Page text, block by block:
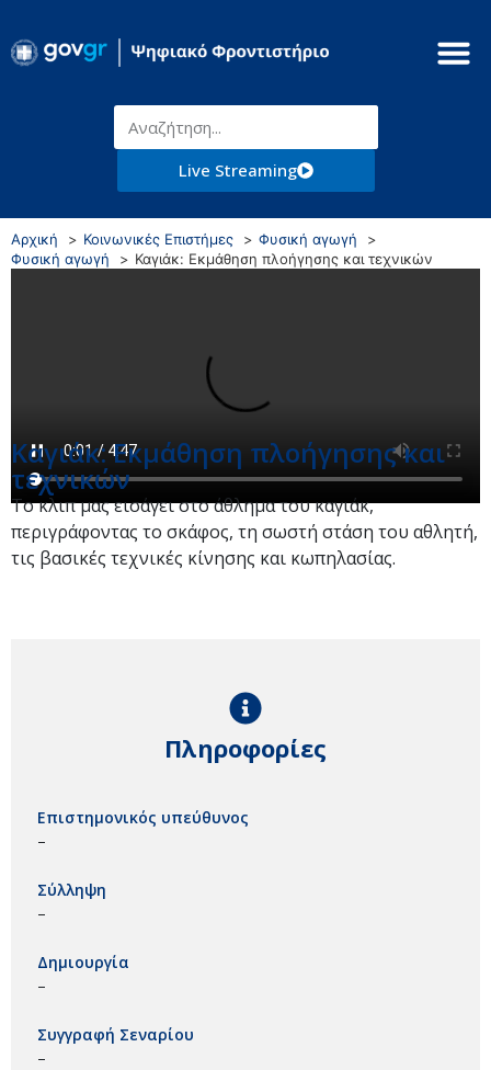
Live Streaming
Αρχική Κοινωνικές Επιστήμες
Φυσική αγωγή
Φυσική αγωγή
Καγιάκ: Εκμάθηση πλοήγησης και τεχνικών
Καγιάκ: Εκμάθηση πλοήγησης και
τεχνικών
Το κλιπ μας εισάγει στο άθλημα του καγιάκ,
περιγράφοντας το σκάφος, τη σωστή στάση του αθλητή,
τις βασικές τεχνικές κίνησης και κωπηλασίας.
Πληροφορίες
Επιστημονικός υπεύθυνος
–
Σύλληψη
–
Δημιουργία
–
Συγγραφή Σεναρίου
–